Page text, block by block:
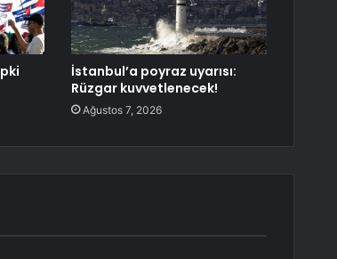
İstanbul’a poyraz uyarısı:
Rüzgar kuvvetlenecek!
Ağustos 7, 2026